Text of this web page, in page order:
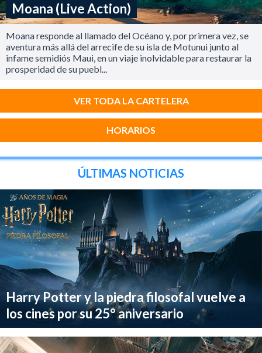
Moana (Live Action)
Moana responde al llamado del Océano y, por primera vez, se
aventura más allá del arrecife de su isla de Motunui junto al
infame semidiós Maui, en un viaje inolvidable para restaurar la
prosperidad de su puebl...
VER TODA LA CARTELERA
HORARIOS
ÚLTIMAS NOTICIAS
Harry Potter y la piedra filosofal vuelve a
los cines por su 25° aniversario